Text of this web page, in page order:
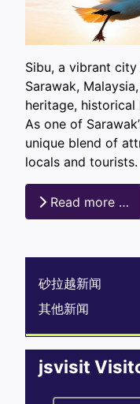
Sibu, a vibrant
Sarawak,
heritage, historical
As one of
unique blend of
locals and tourists.
Read more …
砂拉越新闻
其他新闻
jsvisit